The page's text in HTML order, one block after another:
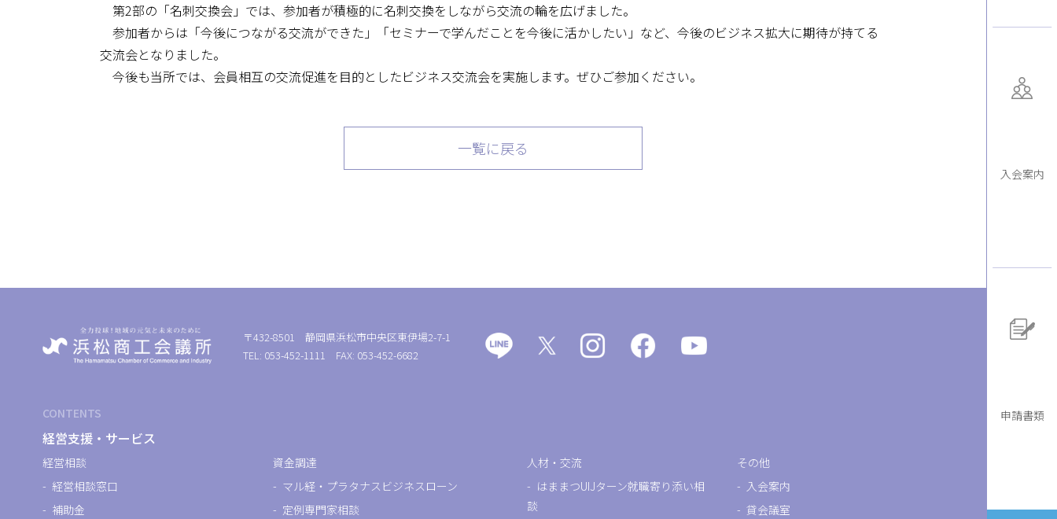
入会案内
申請書類
第2部の「名刺交換会」では、参加者が積極的に名刺交換をしながら交流の輪を広げました。
参加者からは「今後につながる交流ができた」「セミナーで学んだことを今後に活かしたい」など、今後のビジネス拡大に期待が持てる
交流会となりました。
今後も当所では、会員相互の交流促進を目的としたビジネス交流会を実施します。ぜひご参加ください。
一覧に戻る
〒432-8501 静岡県浜松市中央区東伊場2-7-1
TEL: 053-452-1111 FAX: 053-452-6682
CONTENTS
経営支援・サービス
経営相談
経営相談窓口
補助金
資金調達
マル経・プラタナスビジネスローン
定例専門家相談
人材・交流
はままつUIJターン就職寄り添い相
談
その他
入会案内
貸会議室